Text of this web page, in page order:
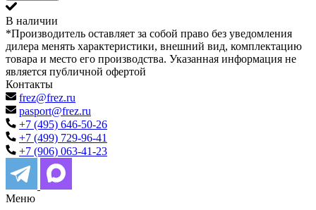
В наличии
*Производитель оставляет за собой право без уведомления
дилера менять характеристики, внешний вид, комплектацию
товара и место его производства. Указанная информация не
является публичной офертой
Контакты
frez@frez.ru
pasport@frez.ru
+7 (495) 646-50-26
+7 (499) 729-96-41
+7 (906) 063-41-23
Меню